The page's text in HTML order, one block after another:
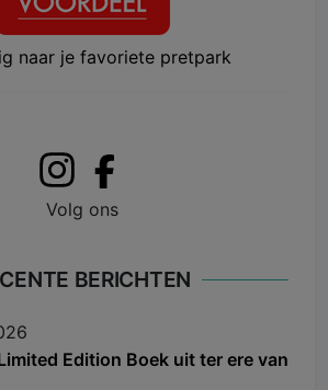
naar je favoriete pretpark
Volg ons
BERICHTEN
Edition Boek uit ter ere van